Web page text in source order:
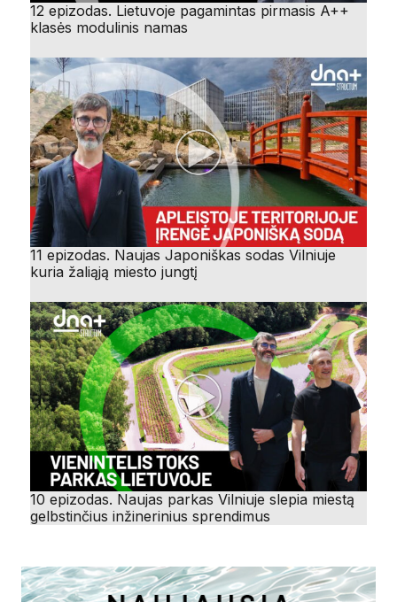
12 epizodas. Lietuvoje pagamintas pirmasis A++
klasės modulinis namas
11 epizodas. Naujas Japoniškas sodas Vilniuje
kuria žaliąją miesto jungtį
10 epizodas. Naujas parkas Vilniuje slepia miestą
gelbstinčius inžinerinius sprendimus